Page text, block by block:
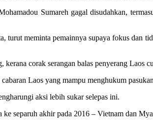
Sumareh gagal disudahkan,
meminta pemainnya supaya fokus dan
corak serangan balas penyerang Laos
Laos yang mampu menghukum
aksi lebih sukar selepas ini.
separuh akhir pada 2016 – Vietnam dan